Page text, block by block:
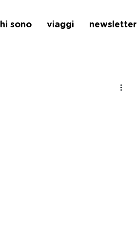
sono viaggi newsletter